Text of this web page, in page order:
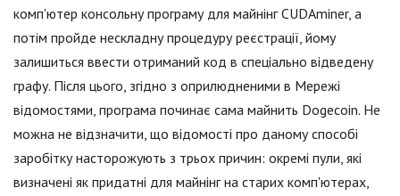
комп'ютер консольну програму для майнінг CUDAminer, а
потім пройде нескладну процедуру реєстрації, йому
залишиться ввести отриманий код в спеціально відведену
графу. Після цього, згідно з оприлюдненими в Мережі
відомостями, програма починає сама майнить Dogecoin. Не
можна не відзначити, що відомості про даному способі
заробітку насторожують з трьох причин: окремі пули, які
визначені як придатні для майнінг на старих комп'ютерах,